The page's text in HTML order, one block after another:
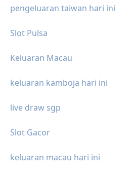
pengeluaran taiwan hari ini
Slot Pulsa
Keluaran Macau
keluaran kamboja hari ini
live draw sgp
Slot Gacor
keluaran macau hari ini